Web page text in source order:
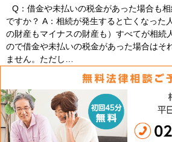
Q：借金や未払いの税金があった場合も
ですか？ A：相続が発生すると亡くなった
の財産もマイナスの財産も）すべてが相続
ので借金や未払いの税金があった場合はそ
ません。ただし…